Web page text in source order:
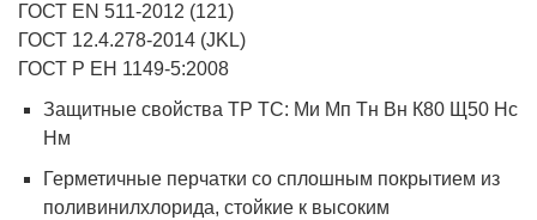
ГОСТ EN 511-2012 (121)
ГОСТ 12.4.278-2014 (JKL)
ГОСТ Р ЕН 1149-5:2008
Защитные свойства ТР ТС: Ми Мп Тн Вн К80 Щ50 Нс
Нм
Герметичные перчатки со сплошным покрытием из
поливинилхлорида, стойкие к высоким